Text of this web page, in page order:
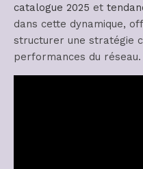
catalogue 2025 et
dans cette dynamique,
structurer une stratégie
performances du réseau.